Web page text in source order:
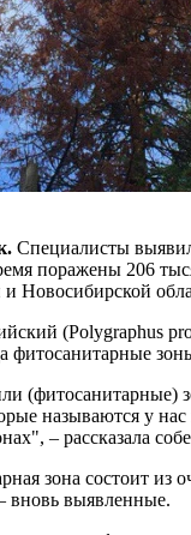
Специалисты
поражены 206
и Новосибирской
(Polygraphus
фитосанитарные
(фитосанитарные)
называются у
– рассказала
зона состоит из
вновь выявленные.